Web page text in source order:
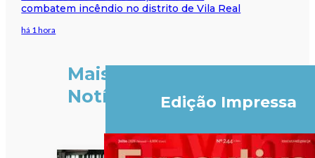
combatem incêndio no distrito de Vila Real
há 1 hora
Mais
Notícias
Edição Impressa